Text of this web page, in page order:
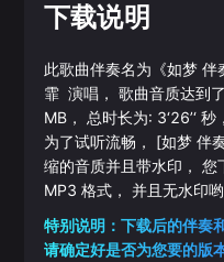
下载说明
此歌曲伴奏名为《如梦 伴
霏 演唱， 歌曲音质达到了
MB， 总时长为: 3‘26’‘秒
为了试听流畅， [如梦 伴
缩的音质并且带水印， 您
MP3 格式， 并且无水印哟
特别说明：下载后的伴奏
请确定好是否为您要的版